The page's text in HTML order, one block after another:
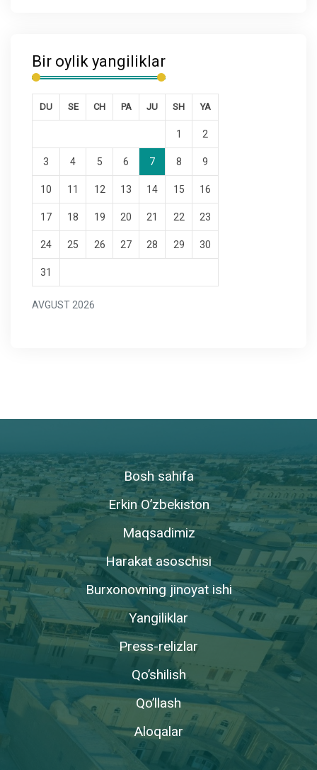
Bir oylik yangiliklar
AVGUST 2026
DU SE CH PA JU SH YA
1 2
3 4 5 6 7 8 9
10 11 12 13 14 15 16
17 18 19 20 21 22 23
24 25 26 27 28 29 30
31
Bosh sahifa
Erkin O’zbekiston
Maqsadimiz
Harakat asoschisi
Burxonovning jinoyat ishi
Yangiliklar
Press-relizlar
Qo’shilish
Qo’llash
Aloqalar